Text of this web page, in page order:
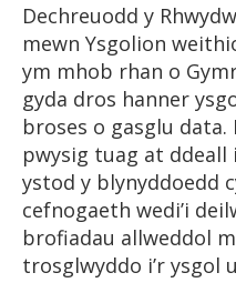
Dechreuodd y
mewn Ysgolion
ym mhob rhan o
gyda dros hanner
broses o gasglu data.
pwysig tuag at ddeall
ystod y blynyddoedd
cefnogaeth wedi’i
brofiadau allweddol
trosglwyddo i’r ysgol